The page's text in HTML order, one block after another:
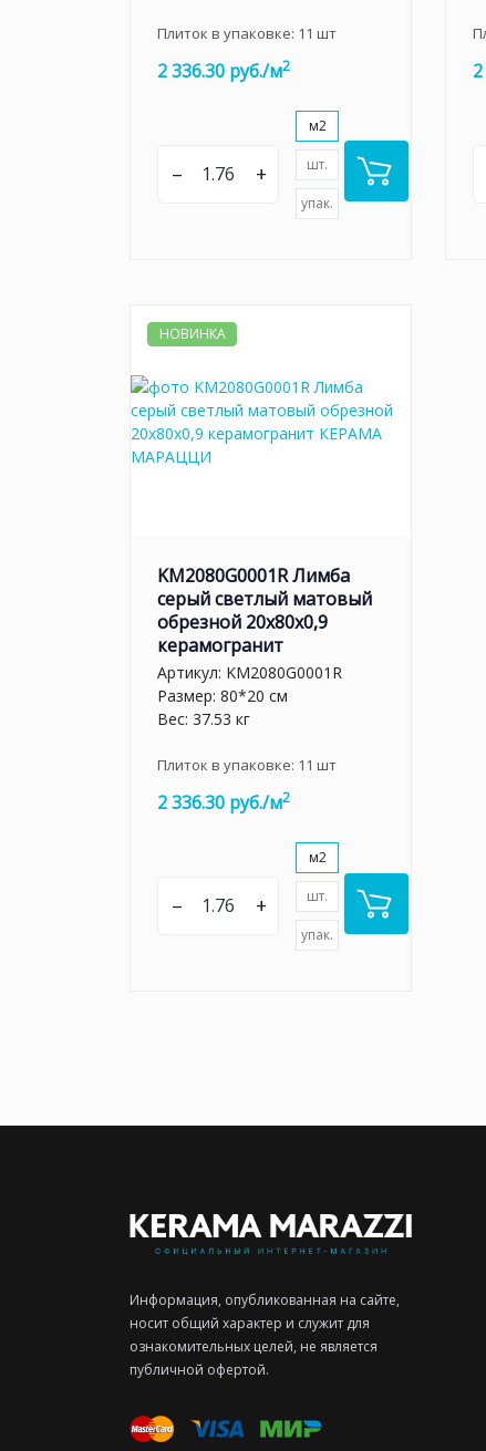
Плиток в упаковке: 11 шт
2 336.30 руб./м2
– +
м2
шт.
упак.
НОВИНКА
KM2080G0001R Лимба
серый светлый матовый
обрезной 20x80x0,9
керамогранит
Артикул: KM2080G0001R
Размер: 80*20 см
Вес: 37.53 кг
Плиток в упаковке: 11 шт
2 336.30 руб./м2
– +
м2
шт.
упак.
Информация, опубликованная на сайте,
носит общий характер и служит для
ознакомительных целей, не является
публичной офертой.